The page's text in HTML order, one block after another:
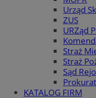
Urząd
ZUS
URZąd
Straż
Straż
Sąd
KATALOG FIRM